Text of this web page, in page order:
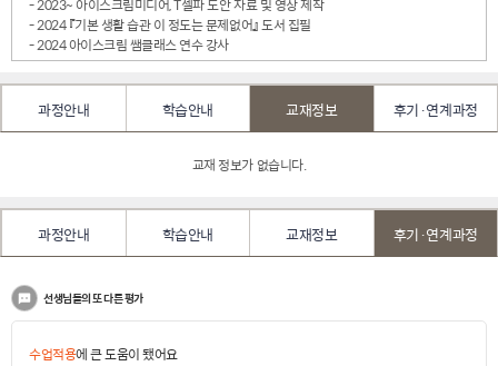
- 2023~ 아이스크림미디어, T셀파 도안 자료 및 영상 제작
- 2024 『기본 생활 습관 이 정도는 문제없어』 도서 집필
- 2024 아이스크림 쌤클래스 연수 강사
과정안내 학습안내 교재정보 후기·연계과정
교재 정보가 없습니다.
과정안내 학습안내 교재정보 후기·연계과정
선생님들의 또 다른 평가
수업적용에 큰 도움이 됐어요